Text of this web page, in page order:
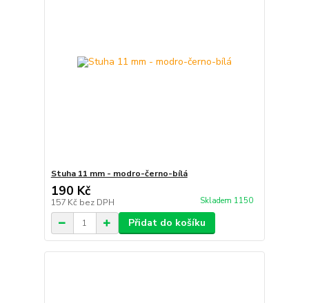
Stuha 11 mm - modro-černo-bílá
190 Kč
157 Kč bez DPH Skladem 1150
Přidat do košíku